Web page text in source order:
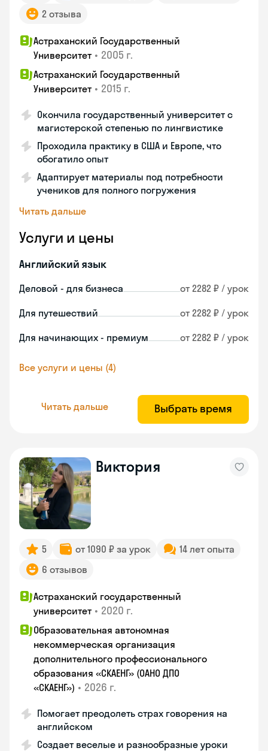
2 отзыва
Астраханский Государственный
Университет • 2005 г.
Астраханский Государственный
Университет • 2015 г.
Окончила государственный университет с
магистерской степенью по лингвистике
Проходила практику в США и Европе, что
обогатило опыт
Адаптирует материалы под потребности
учеников для полного погружения
Читать дальше
Услуги и цены
Английский язык
Деловой - для бизнеса от 2282 ₽ / урок
Для путешествий от 2282 ₽ / урок
Для начинающих - премиум от 2282 ₽ / урок
Все услуги и цены (4)
Читать дальше Выбрать время
Виктория
5 от 1090 ₽ за урок
14 лет опыта
6 отзывов
Астраханский государственный
университет • 2020 г.
Образовательная автономная
некоммерческая организация
дополнительного профессионального
образования «СКАЕНГ» (ОАНО ДПО
«СКАЕНГ») • 2026 г.
Помогает преодолеть страх говорения на
английском
Создает веселые и разнообразные уроки